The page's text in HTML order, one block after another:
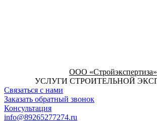
ООО «Стройэкспертиза»
УСЛУГИ СТРОИТЕЛЬНОЙ
Связаться с нами
Заказать обратный звонок
Консультация
info@89265277274.ru